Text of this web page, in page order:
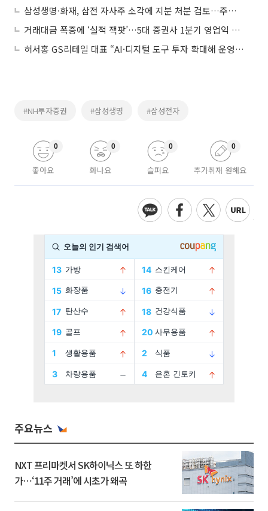
삼성생명·화재, 삼전 자사주 소각에 지분 처분 검토…주주환원 기대감↑
거래대금 폭증에 ‘실적 잭팟’…5대 증권사 1분기 영업익 3조
허서홍 GS리테일 대표 “AI·디지털 도구 투자 확대해 운영 경쟁력 강화”
#NH투자증권 #삼성생명 #삼성전자
좋아요
0
화나요
0
슬퍼요
0
추가취재 원해요
0
주요뉴스
NXT 프리마켓서 SK하이닉스 또 하한
가⋯‘11주 거래’에 시초가 왜곡